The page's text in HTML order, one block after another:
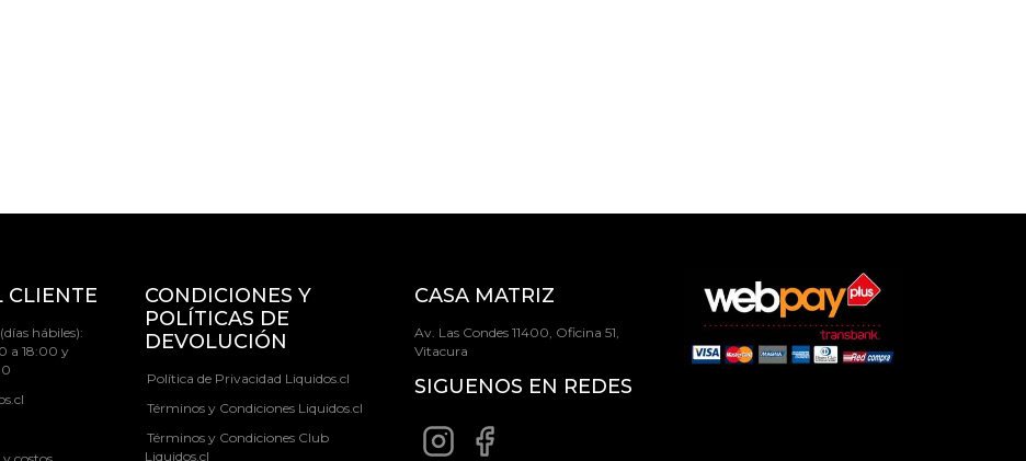
CLIENTE
hábiles):
a 18:00 y
CONDICIONES Y
POLÍTICAS DE
DEVOLUCIÓN
Política de Privacidad Liquidos.cl
Términos y Condiciones Liquidos.cl
Términos y Condiciones Club
Liquidos.cl
CASA MATRIZ
Av. Las Condes 11400, Oficina 51,
Vitacura
SIGUENOS EN REDES